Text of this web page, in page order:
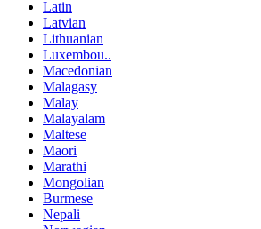
Latin
Latvian
Lithuanian
Luxembou..
Macedonian
Malagasy
Malay
Malayalam
Maltese
Maori
Marathi
Mongolian
Burmese
Nepali